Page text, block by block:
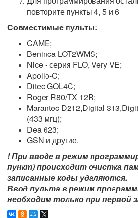
повторите пункты 4, 5 и 6
Совместимые пульты:
CAME;
Beninca LOT2WMS;
Nice - серия FLO, Very VE;
Apollo-C;
Ditec GOL4C;
Roger R80/TX 12R;
Marantec D212,Digital
(433 мгц);
Dea 623;
GSN и другие.
! При вводе в режим
пункт) происходит очистка
записанные коды удаляются.
Ввод пульта в режим
необходим только при первой